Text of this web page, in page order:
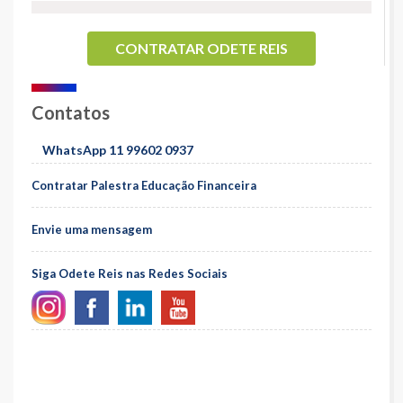
CONTRATAR ODETE REIS
Contatos
WhatsApp 11 99602 0937
Contratar Palestra Educação Financeira
Envie uma mensagem
Siga Odete Reis nas Redes Sociais